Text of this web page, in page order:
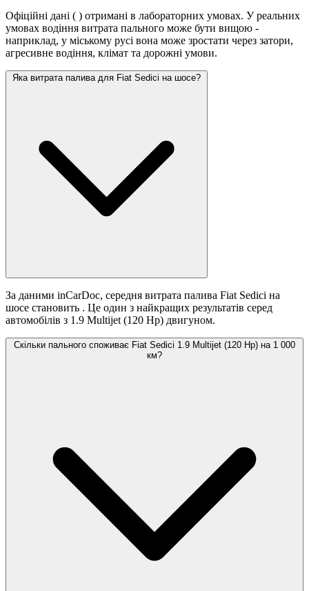
Офіційні дані ( ) отримані в лабораторних умовах. У реальних
умовах водіння витрата пального може бути вищою -
наприклад, у міському русі вона може зростати через затори,
агресивне водіння, клімат та дорожні умови.
Яка витрата палива для Fiat Sedici на шосе?
За даними inCarDoc, середня витрата палива Fiat Sedici на
шосе становить . Це один з найкращих результатів серед
автомобілів з 1.9 Multijet (120 Hp) двигуном.
Скільки пального споживає Fiat Sedici 1.9 Multijet (120 Hp) на 1 000
км?